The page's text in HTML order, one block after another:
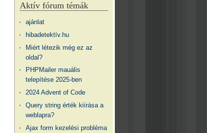
Aktív fórum témák
ajánlat
hibadetektív.hu
Miért létezik még ez az
oldal?
PHPMailer mauális
telepítése 2025-ben
2024 Advent of Code
Query string érték kiírása a
weblapra?
Ajax form kezelési probléma